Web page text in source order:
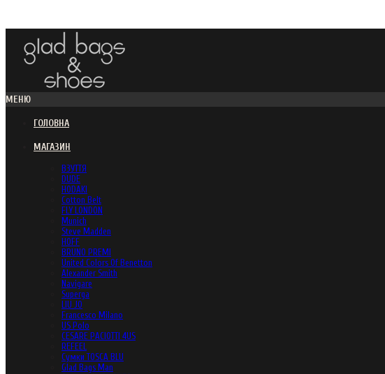
МЕНЮ
ГОЛОВНА
МАГАЗИН
ВЗУТТЯ
DUDE
HODAKI
Cotton Belt
FLY LONDON
Munich
Steve Madden
HOFF
BRUNO PREMI
United Colors Of Benetton
Alexander Smith
Navigare
Superga
LIU JO
Francesco Milano
US Polo
CESARE PACIOTTI 4US
REFEEL
Сумки TOSCA BLU
Glad Bags Man